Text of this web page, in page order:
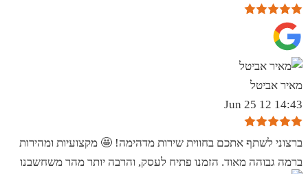
מאיר אביטל
14:43 12 Jun 25
ברצוני לשתף אתכם בחווית שירות מדהימה! 🤩 מקצועיות ומהירות
ברמה גבוהה מאוד. הזמנו פתיח לעסק, והרבה יותר מהר משחשבנו